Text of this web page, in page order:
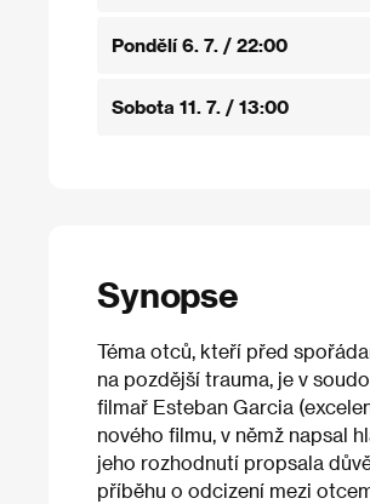
Pondělí 6. 7. / 22:00
Sobota 11. 7. / 13:00
Synopse
Téma otců, kteří před
na pozdější trauma, je v
filmař Esteban Garcia
nového filmu, v němž napsal
jeho rozhodnutí propsala
příběhu o odcizení mezi